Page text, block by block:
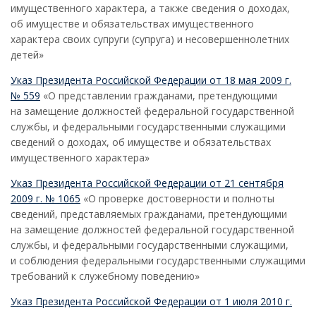
имущественного характера, а также сведения о доходах,
об имуществе и обязательствах имущественного
характера своих супруги (супруга) и несовершеннолетних
детей»
Указ Президента Российской Федерации от 18 мая 2009 г.
№ 559 «О представлении гражданами, претендующими
на замещение должностей федеральной государственной
службы, и федеральными государственными служащими
сведений о доходах, об имуществе и обязательствах
имущественного характера»
Указ Президента Российской Федерации от 21 сентября
2009 г. № 1065 «О проверке достоверности и полноты
сведений, представляемых гражданами, претендующими
на замещение должностей федеральной государственной
службы, и федеральными государственными служащими,
и соблюдения федеральными государственными служащими
требований к служебному поведению»
Указ Президента Российской Федерации от 1 июля 2010 г.